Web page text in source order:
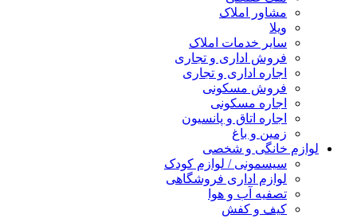
مشاور املاک
ویلا
سایر خدمات املاک
فروش اداری و تجاری
اجاره اداری و تجاری
فروش مسکونی
اجاره مسکونی
اجاره اتاق و پانسیون
زمین و باغ
لوازم خانگی و شخصی
سیسمونی / لوازم کودک
لوازم اداری فروشگاهی
تصفیه آب و هوا
کیف و کفش